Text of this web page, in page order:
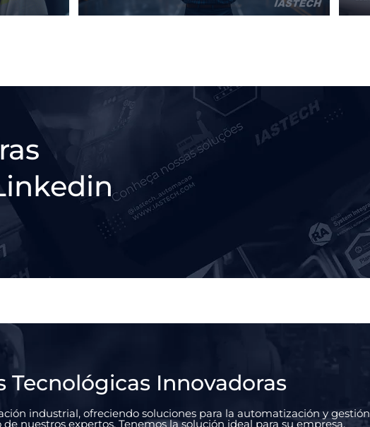
Tecnológicas Innovadoras
industrial, ofreciendo soluciones para la automatización y gestión
nuestros expertos. Tenemos la solución ideal para su empresa.